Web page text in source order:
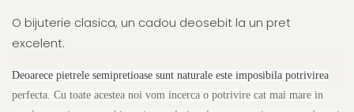
O bijuterie clasica, un cadou deosebit la un pret
excelent.
Deoarece pietrele semipretioase sunt naturale este imposibila potrivirea
perfecta. Cu toate acestea noi vom incerca o potrivire cat mai mare in